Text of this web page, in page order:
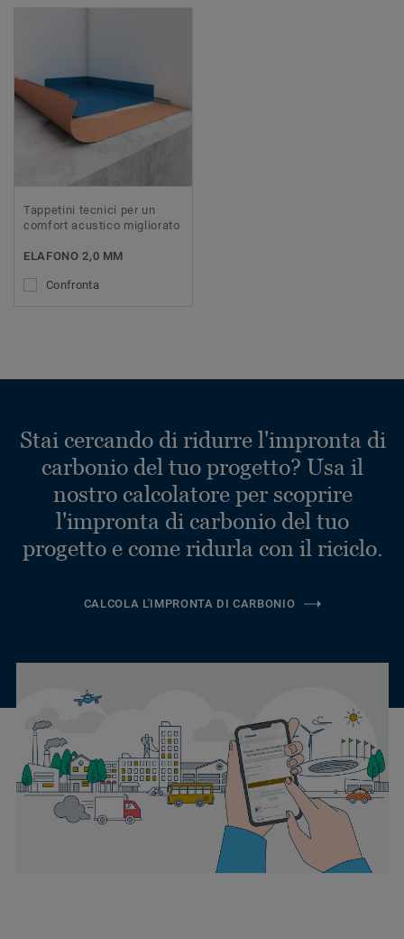
Tappetini tecnici per un
comfort acustico migliorato
ELAFONO 2,0 MM
Confronta
Stai cercando di ridurre l'impronta di
carbonio del tuo progetto? Usa il
nostro calcolatore per scoprire
l'impronta di carbonio del tuo
progetto e come ridurla con il riciclo.
CALCOLA L'IMPRONTA DI CARBONIO